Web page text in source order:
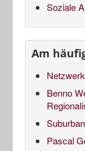
Soziale
Am
Benno
Pascal